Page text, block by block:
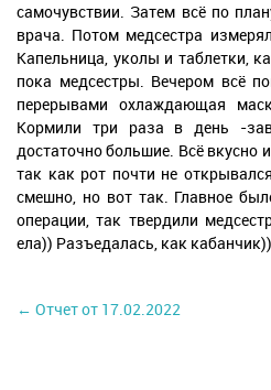
самочувствии. Затем всё по
врача. Потом медсестра
Капельница, уколы и таблетки,
пока медсестры. Вечером всё
перерывами охлаждающая
Кормили три раза в день -
достаточно большие. Всё вкусно
так как рот почти не
смешно, но вот так. Главное
операции, так твердили
ела)) Разъедалась, как
← Отчет от 17.02.2022